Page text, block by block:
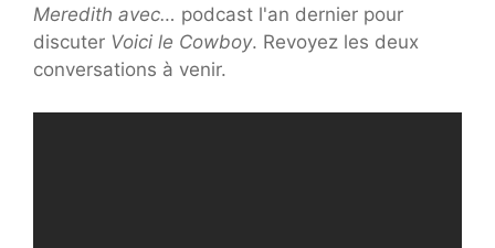
Meredith avec… podcast l'an dernier pour
discuter Voici le Cowboy. Revoyez les deux
conversations à venir.